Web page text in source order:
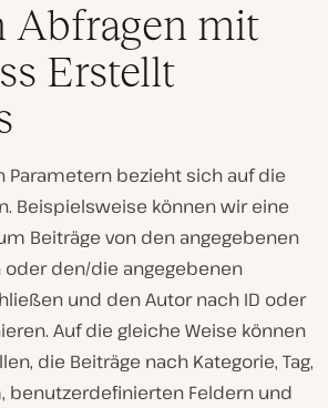
Abfragen mit
Erstellt
Parametern bezieht sich auf die
Beispielsweise können wir eine
Beiträge von den angegebenen
den/die angegebenen
und den Autor nach ID oder
Auf die gleiche Weise können
die Beiträge nach Kategorie, Tag,
benutzerdefinierten Feldern und